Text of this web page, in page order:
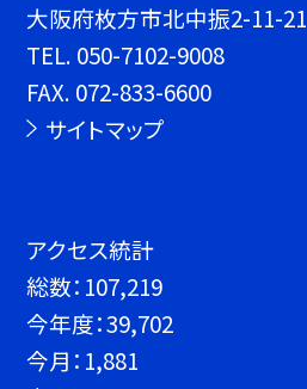
大阪府枚方市北中振2-11-21
TEL. 050-7102-9008
FAX. 072-833-6600
サイトマップ
アクセス統計
総数： 107,219
今年度：39,702
今月： 1,881